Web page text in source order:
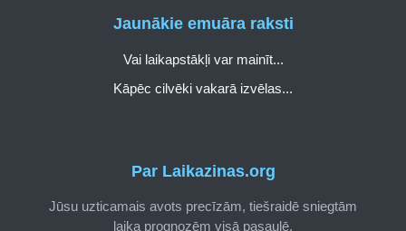
Par Laikazinas.org
Jūsu uzticamais avots precīzām, tiešraidē sniegtām
laika prognozēm visā pasaulē.
Jaunākie emuāra raksti
Vai laikapstākļi var mainīt...
Kāpēc cilvēki vakarā izvēlas...